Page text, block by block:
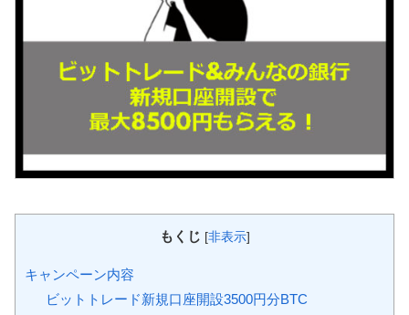
もくじ [非表示]
キャンペーン内容
ビットトレード新規口座開設3500円分BTC